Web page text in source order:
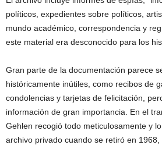
políticos, expedientes sobre políticos,
mundo académico, correspondencia y
este material era desconocido para los
Gran parte de la documentación parece
históricamente inútiles, como recibos de
condolencias y tarjetas de felicitación,
información de gran importancia. En el
Gehlen recogió todo meticulosamente y
archivo privado cuando se retiró en